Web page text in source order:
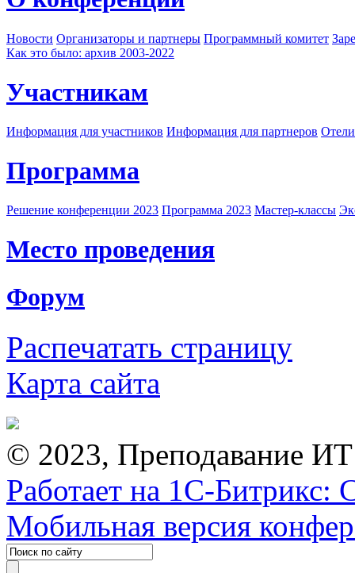
Новости Организаторы и партнеры Программный комитет
Как это было: архив 2003-2022
Участникам
Информация для участников Информация для партнеров
Программа
Решение конференции 2023 Программа 2023 Мастер-классы
Место проведения
Форум
Распечатать страницу
Карта сайта
© 2023, Преподавание
Работает на 1С-Битрикс:
Мобильная версия